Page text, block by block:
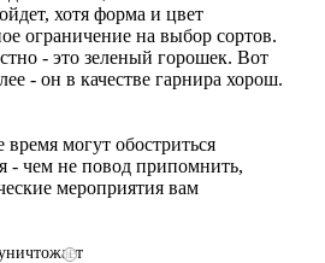
хотя форма и цвет
ограничение на выбор сортов.
- это зеленый горошек. Вот
- он в качестве гарнира хорош.
могут обостриться
- чем не повод припомнить,
мероприятия вам
грибок
сном…
i